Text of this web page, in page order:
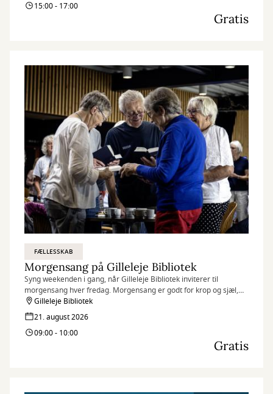
15:00 - 17:00
Gratis
FÆLLESSKAB
Morgensang på Gilleleje Bibliotek
Syng weekenden i gang, når Gilleleje Bibliotek inviterer til
morgensang hver fredag. Morgensang er godt for krop og sjæl,
humøret løftes, og fællesskabet styrkes.
Gilleleje Bibliotek
21. august 2026
09:00 - 10:00
Gratis